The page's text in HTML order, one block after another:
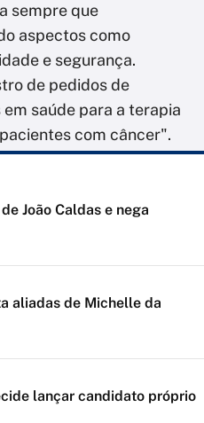
sempre que
aspectos como
e segurança.
de pedidos de
saúde para a terapia
com câncer".
João Caldas e nega
aliadas de Michelle da
lançar candidato próprio